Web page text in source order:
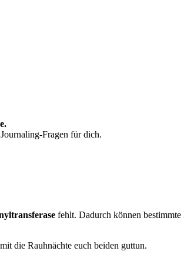
Fragen für dich.
fehlt. Dadurch können bestimmte
die Rauhnächte euch beiden guttun.